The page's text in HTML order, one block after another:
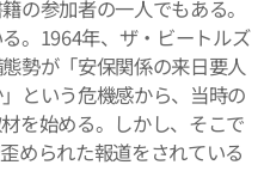
の参加者の一人でもある。
。1964年、ザ・ビートルズ
勢が「安保関係の来日要人
という危機感から、当時の
を始める。しかし、そこで
められた報道をされている